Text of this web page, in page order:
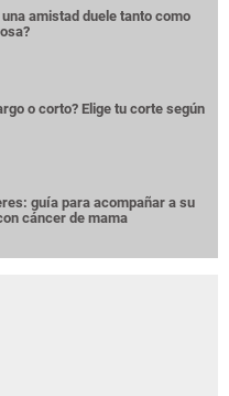
amistad duele tanto como
o corto? Elige tu corte según
guía para acompañar a su
cáncer de mama